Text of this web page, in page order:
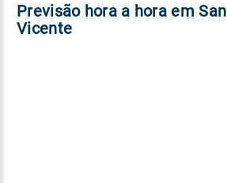
Previsão hora a hora em San
Vicente